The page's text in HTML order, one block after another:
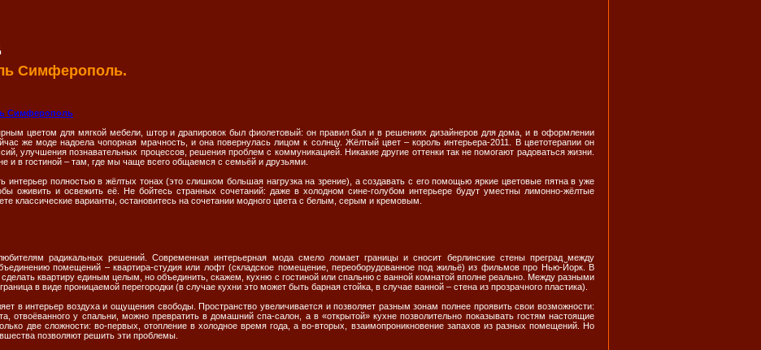
Симферополь.
Симферополь
цветом для мягкой мебели, штор и драпировок был фиолетовый: он правил бал и в решениях дизайнеров для дома, и в оформлении
же моде надоела чопорная мрачность, и она повернулась лицом к солнцу. Жёлтый цвет – король интерьера-2011. В цветотерапии он
улучшения познавательных процессов, решения проблем с коммуникацией. Никакие другие оттенки так не помогают радоваться жизни.
и в гостиной – там, где мы чаще всего общаемся с семьёй и друзьями.
интерьер полностью в жёлтых тонах (это слишком большая нагрузка на зрение), а создавать с его помощью яркие цветовые пятна в уже
оживить и освежить её. Не бойтесь странных сочетаний: даже в холодном сине-голубом интерьере будут уместны лимонно-жёлтые
классические варианты, остановитесь на сочетании модного цвета с белым, серым и кремовым.
радикальных решений. Современная интерьерная мода смело ломает границы и сносит берлинские стены преград между
помещений – квартира-студия или лофт (складское помещение, переоборудованное под жильё) из фильмов про Нью-Йорк. В
квартиру единым целым, но объединить, скажем, кухню с гостиной или спальню с ванной комнатой вполне реально. Между разными
в виде проницаемой перегородки (в случае кухни это может быть барная стойка, в случае ванной – стена из прозрачного пластика).
в интерьер воздуха и ощущения свободы. Пространство увеличивается и позволяет разным зонам полнее проявить свои возможности:
отвоёванного у спальни, можно превратить в домашний спа-салон, а в «открытой» кухне позволительно показывать гостям настоящие
две сложности: во-первых, отопление в холодное время года, а во-вторых, взаимопроникновение запахов из разных помещений. Но
позволяют решить эти проблемы.